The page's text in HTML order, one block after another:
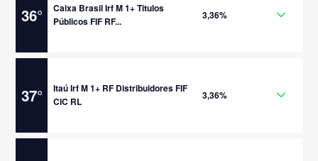
36°
Caixa Brasil Irf M 1+ Titulos
Públicos FIF RF...
3,36%
37°
Itaú Irf M 1+ RF Distribuidores FIF
CIC RL
3,36%